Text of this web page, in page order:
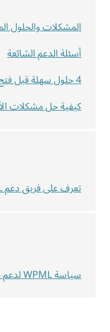
المشكلات والحلول
أسئلة الدعم الشائعة
4 حلول سهلة قبل فتح تذكرة دعم في قسم دعم WPML
كيفية حل مشكلات
تعرف على فريق دعم WPML
سياسة WPML لدعم العملاء »